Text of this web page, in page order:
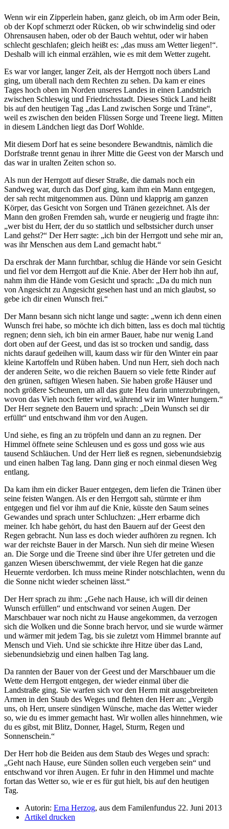
Wenn wir ein Zipperlein haben, ganz gleich, ob im Arm oder Bein,
ob der Kopf schmerzt oder Rücken, ob wir schwindelig sind oder
Ohrensausen haben, oder ob der Bauch wehtut, oder wir haben
schlecht geschlafen; gleich heißt es:
das muss am Wetter liegen! .
Deshalb will ich einmal erzählen, wie es mit dem Wetter zugeht.
Es war vor langer, langer Zeit, als der Herrgott noch übers Land
ging, um überall nach dem Rechten zu sehen. Da kam er eines
Tages hoch oben im Norden unseres Landes in einen Landstrich
zwischen Schleswig und Friedrichsstadt. Dieses Stück Land heißt
bis auf den heutigen Tag
das Land zwischen Sorge und Träne ,
weil es zwischen den beiden Flüssen Sorge und Treene liegt. Mitten
in diesem Ländchen liegt das Dorf Wohlde.
Mit diesem Dorf hat es seine besondere Bewandtnis, nämlich die
Dorfstraße trennt genau in ihrer Mitte die Geest von der Marsch und
das war in uralten Zeiten schon so.
Als nun der Herrgott auf dieser Straße, die damals noch ein
Sandweg war, durch das Dorf ging, kam ihm ein Mann entgegen,
der sah recht mitgenommen aus. Dünn und klapprig am ganzen
Körper, das Gesicht von Sorgen und Tränen gezeichnet. Als der
Mann den großen Fremden sah, wurde er neugierig und fragte ihn:
wer bist du Herr, der du so stattlich und selbstsicher durch unser
Land gehst?
Der Herr sagte:
ich bin der Herrgott und sehe mir an,
was ihr Menschen aus dem Land gemacht habt.
Da erschrak der Mann furchtbar, schlug die Hände vor sein Gesicht
und fiel vor dem Herrgott auf die Knie. Aber der Herr hob ihn auf,
nahm ihm die Hände vom Gesicht und sprach:
Da du mich nun
von Angesicht zu Angesicht gesehen hast und an mich glaubst, so
gebe ich dir einen Wunsch frei.
Der Mann besann sich nicht lange und sagte:
wenn ich denn einen
Wunsch frei habe, so möchte ich dich bitten, lass es doch mal tüchtig
regnen; denn sieh, ich bin ein armer Bauer, habe nur wenig Land
dort oben auf der Geest, und das ist so trocken und sandig, dass
nichts darauf gedeihen will, kaum dass wir für den Winter ein paar
kleine Kartoffeln und Rüben haben. Und nun Herr, sieh doch nach
der anderen Seite, wo die reichen Bauern so viele fette Rinder auf
den grünen, saftigen Wiesen haben. Sie haben große Häuser und
noch größere Scheunen, um all das gute Heu darin unterzubringen,
wovon das Vieh noch fetter wird, während wir im Winter hungern.
Der Herr segnete den Bauern und sprach:
Dein Wunsch sei dir
erfüllt
und entschwand ihm vor den Augen.
Und siehe, es fing an zu tröpfeln und dann an zu regnen. Der
Himmel öffnete seine Schleusen und es goss und goss wie aus
tausend Schläuchen. Und der Herr ließ es regnen, siebenundsiebzig
und einen halben Tag lang. Dann ging er noch einmal diesen Weg
entlang.
Da kam ihm ein dicker Bauer entgegen, dem liefen die Tränen über
seine feisten Wangen. Als er den Herrgott sah, stürmte er ihm
entgegen und fiel vor ihm auf die Knie, küsste den Saum seines
Gewandes und sprach unter Schluchzen:
Herr erbarme dich
meiner. Ich habe gehört, du hast den Bauern auf der Geest den
Regen gebracht. Nun lass es doch wieder aufhören zu regnen. Ich
war der reichste Bauer in der Marsch. Nun sieh dir meine Wiesen
an. Die Sorge und die Treene sind über ihre Ufer getreten und die
ganzen Wiesen überschwemmt, der viele Regen hat die ganze
Heuernte verdorben. Ich muss meine Rinder notschlachten, wenn du
die Sonne nicht wieder scheinen lässt.
Der Herr sprach zu ihm:
Gehe nach Hause, ich will dir deinen
Wunsch erfüllen
und entschwand vor seinen Augen. Der
Marschbauer war noch nicht zu Hause angekommen, da verzogen
sich die Wolken und die Sonne brach hervor, und sie wurde wärmer
und wärmer mit jedem Tag, bis sie zuletzt vom Himmel brannte auf
Mensch und Vieh. Und sie schickte ihre Hitze über das Land,
siebenundsiebzig und einen halben Tag lang.
Da rannten der Bauer von der Geest und der Marschbauer um die
Wette dem Herrgott entgegen, der wieder einmal über die
Landstraße ging. Sie warfen sich vor den Herrn mit ausgebreiteten
Armen in den Staub des Weges und flehten den Herr an:
Vergib
uns, oh Herr, unsere sündigen Wünsche, mache das Wetter wieder
so, wie du es immer gemacht hast. Wir wollen alles hinnehmen, wie
du es gibst, mit Blitz, Donner, Hagel, Sturm, Regen und
Sonnenschein.
Der Herr hob die Beiden aus dem Staub des Weges und sprach:
Geht nach Hause, eure Sünden sollen euch vergeben sein
und
entschwand vor ihren Augen. Er fuhr in den Himmel und machte
fortan das Wetter so, wie er es für gut hielt, bis auf den heutigen
Tag.
Autorin: Erna Herzog, aus dem Familenfundus 22. Juni 2013
Artikel drucken